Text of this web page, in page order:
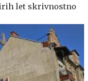
let skrivnostno